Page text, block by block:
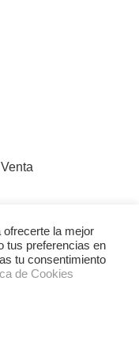
la mejor
tus preferencias en
tu consentimiento
de Cookies